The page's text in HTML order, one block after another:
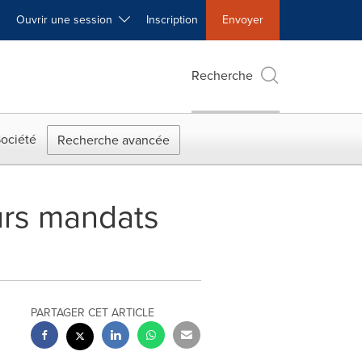
Ouvrir une session Inscription Envoyer
Recherche
Recherche avancée
mandats
PARTAGER CET ARTICLE